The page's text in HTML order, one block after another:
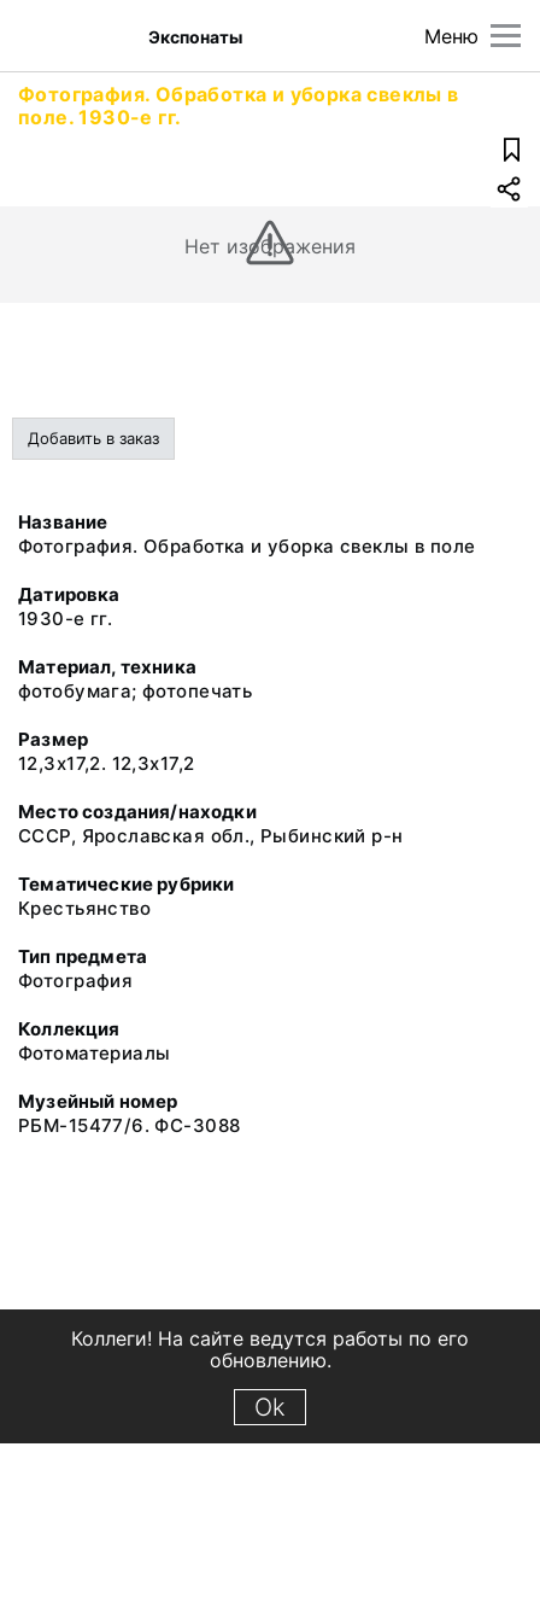
Меню
Экспонаты
Фотография. Обработка и уборка свеклы в
поле. 1930-е гг.
Нет изображения
Добавить в заказ
Название
Фотография. Обработка и уборка свеклы в поле
Датировка
1930-е гг.
Материал, техника
фотобумага; фотопечать
Размер
12,3х17,2. 12,3х17,2
Место создания/находки
СССР, Ярославская обл., Рыбинский р-н
Тематические рубрики
Крестьянство
Тип предмета
Фотография
Коллекция
Фотоматериалы
Музейный номер
РБМ-15477/6. ФС-3088
Коллеги! На сайте ведутся работы по его
обновлению.
Ok